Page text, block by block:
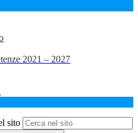
2021 – 2027
sito